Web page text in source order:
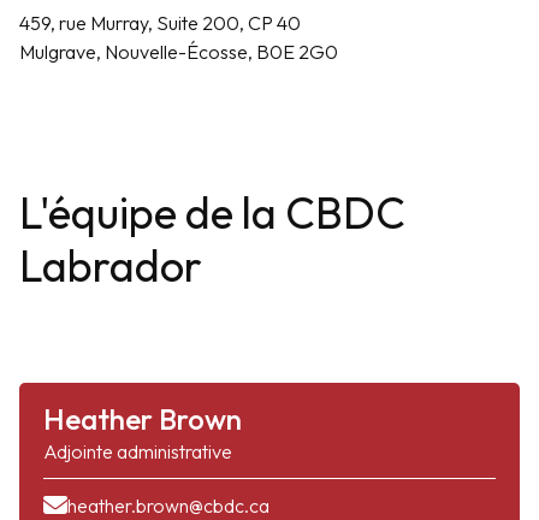
459, rue Murray, Suite 200, CP 40
Mulgrave, Nouvelle-Écosse, B0E 2G0
L'équipe de la CBDC
Labrador
Heather Brown
Adjointe administrative
heather.brown@cbdc.ca